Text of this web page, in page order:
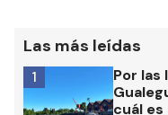
Las más leídas
Por las
cuál
1